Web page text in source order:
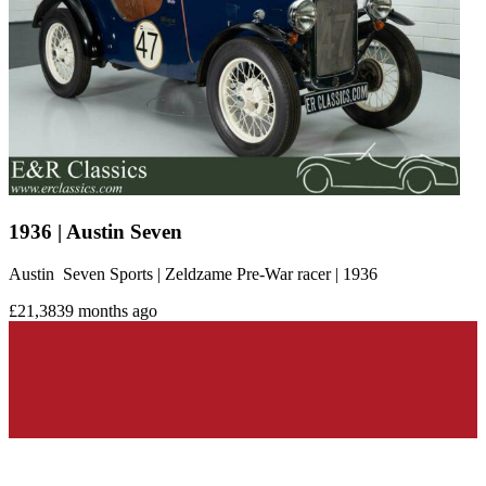
1936 | Austin Seven
Austin Seven Sports | Zeldzame Pre-War racer | 1936
£21,3839 months ago